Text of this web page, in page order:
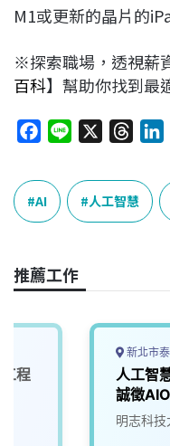
M1或更新的晶片的
※探索職場，透視薪
百科】幫助你找到最
c
e
b
o
k
n
r
e
a
AI 人工智慧
推薦工作
程
新北市
人工智
誠徵
明志科技